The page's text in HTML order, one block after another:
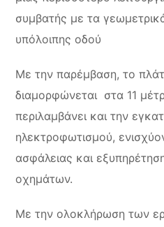
συμβατής με τα
υπόλοιπης οδού
Με την παρέμβαση, το
διαμορφώνεται στα 11
περιλαμβάνει και την
ηλεκτροφωτισμού,
ασφάλειας και
οχημάτων.
Με την ολοκλήρωση των